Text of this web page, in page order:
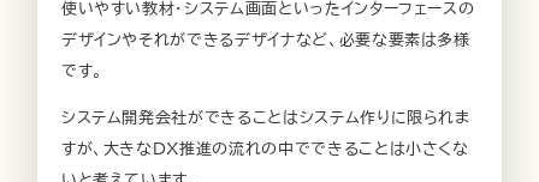
使いやすい教材・システム画面といったインターフェースの
デザインやそれができるデザイナなど、必要な要素は多様
です。
システム開発会社ができることはシステム作りに限られま
すが、大きなDX推進の流れの中でできることは小さくな